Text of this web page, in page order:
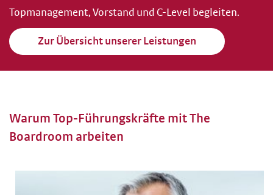
Topmanagement, Vorstand und C-Level begleiten.
Zur Übersicht unserer Leistungen
Warum Top-Führungskräfte mit The
Boardroom arbeiten